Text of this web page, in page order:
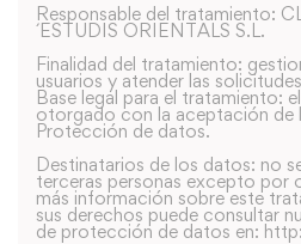
Responsable del tratamiento:
´ESTUDIS ORIENTALS S.L.
Finalidad del tratamiento:
usuarios y atender las
Base legal para el tratamiento:
otorgado con la aceptación de
Protección de datos.
Destinatarios de los datos: no
terceras personas excepto por
más información sobre este
sus derechos puede consultar
de protección de datos en: